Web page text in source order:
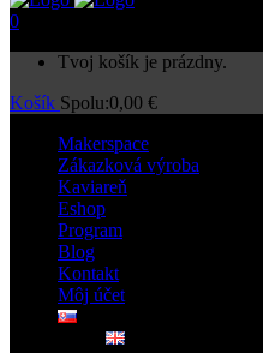
0
Tvoj košík je prázdny.
Košík Spolu:0,00 €
Makerspace
Zákazková výroba
Kaviareň
Eshop
Program
Blog
Kontakt
Môj účet